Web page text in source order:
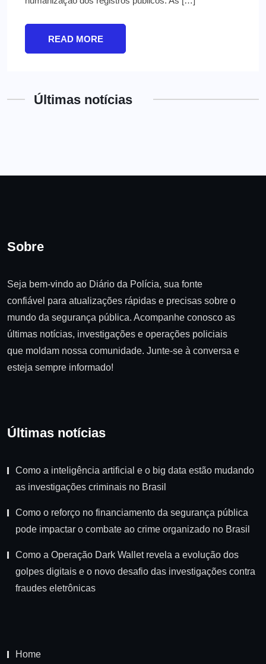
READ MORE
Últimas notícias
Sobre
Seja bem-vindo ao Diário da Polícia, sua fonte
confiável para atualizações rápidas e precisas sobre o
mundo da segurança pública. Acompanhe conosco as
últimas notícias, investigações e operações policiais
que moldam nossa comunidade. Junte-se à conversa e
esteja sempre informado!
Últimas notícias
Como a inteligência artificial e o big data estão mudando
as investigações criminais no Brasil
Como o reforço no financiamento da segurança pública
pode impactar o combate ao crime organizado no Brasil
Como a Operação Dark Wallet revela a evolução dos
golpes digitais e o novo desafio das investigações contra
fraudes eletrônicas
Home